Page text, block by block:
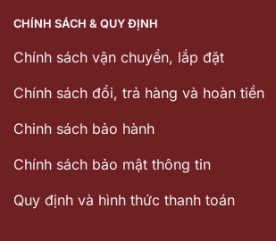
CHÍNH SÁCH & QUY ĐỊNH
Chính sách vận chuyển, lắp đặt
Chính sách đổi, trả hàng và hoàn tiền
Chinh sách bảo hành
Chính sách bảo mật thông tin
Quy định và hình thức thanh toán